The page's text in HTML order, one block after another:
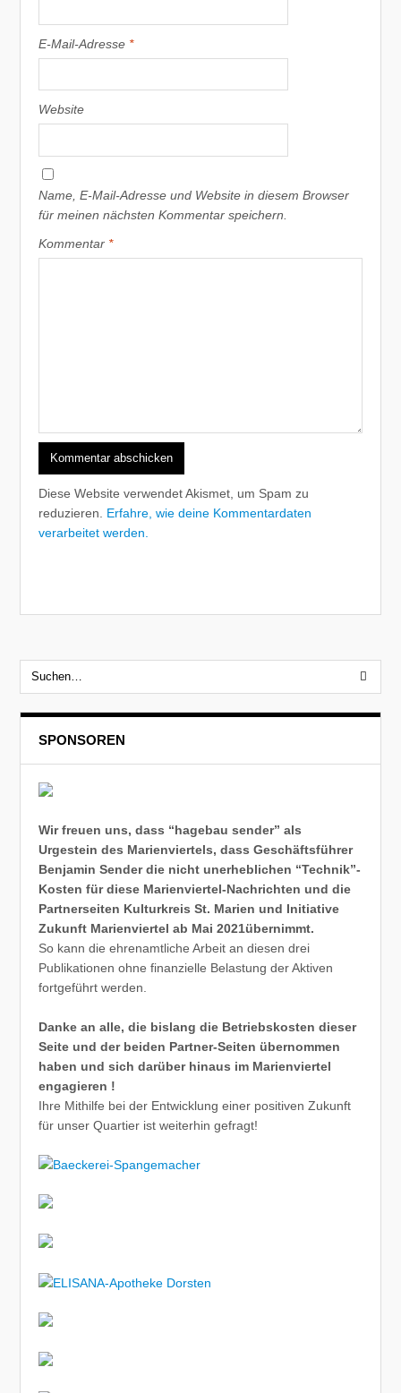
E-Mail-Adresse *
Website
Name, E-Mail-Adresse und Website in diesem Browser
für meinen nächsten Kommentar speichern.
Kommentar *
Diese Website verwendet Akismet, um Spam zu
reduzieren. Erfahre, wie deine Kommentardaten
verarbeitet werden.
SPONSOREN
Wir freuen uns, dass “hagebau sender” als
Urgestein des Marienviertels, dass Geschäftsführer
Benjamin Sender die nicht unerheblichen “Technik”-
Kosten für diese Marienviertel-Nachrichten und die
Partnerseiten Kulturkreis St. Marien und Initiative
Zukunft Marienviertel ab Mai 2021übernimmt.
So kann die ehrenamtliche Arbeit an diesen drei
Publikationen ohne finanzielle Belastung der Aktiven
fortgeführt werden.
Danke an alle, die bislang die Betriebskosten dieser
Seite und der beiden Partner-Seiten übernommen
haben und sich darüber hinaus im Marienviertel
engagieren !
Ihre Mithilfe bei der Entwicklung einer positiven Zukunft
für unser Quartier ist weiterhin gefragt!